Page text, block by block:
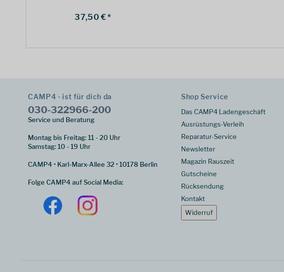
37,50 € *
CAMP4 - ist für dich da
030-322966-200
Service und Beratung
Montag bis Freitag: 11 - 20 Uhr
Samstag: 10 - 19 Uhr
CAMP4 • Karl-Marx-Allee 32 • 10178 Berlin
Folge CAMP4 auf Social Media:
Shop Service
Das CAMP4 Ladengeschäft
Ausrüstungs-Verleih
Reparatur-Service
Newsletter
Magazin Rauszeit
Gutscheine
Rücksendung
Kontakt
Widerruf